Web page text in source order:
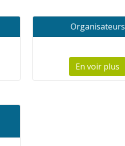
Organisateurs
En voir plus